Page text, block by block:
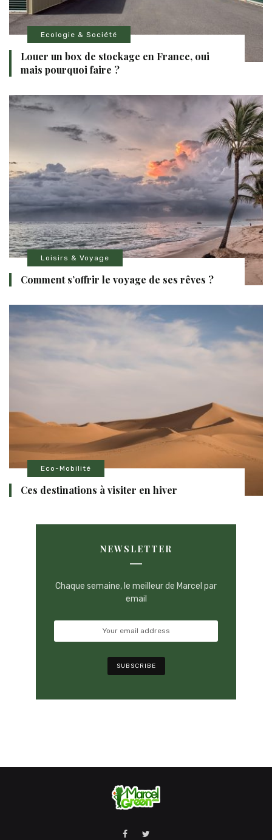
Ecologie & Société
Louer un box de stockage en France, oui
mais pourquoi faire ?
Loisirs & Voyage
Comment s’offrir le voyage de ses rêves ?
Eco-Mobilité
Ces destinations à visiter en hiver
NEWSLETTER
Chaque semaine, le meilleur de Marcel par
email